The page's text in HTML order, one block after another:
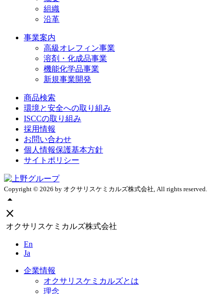
組織
沿革
事業案内
高級オレフィン事業
溶剤・化成品事業
機能化学品事業
新規事業開発
商品検索
環境と安全への取り組み
ISCCの取り組み
採用情報
お問い合わせ
個人情報保護基本方針
サイトポリシー
Copyright © 2026 by オクサリスケミカルズ株式会社, All rights reserved.
arrow_drop_up
close
オクサリスケミカルズ株式会社
En
Ja
企業情報
オクサリスケミカルズとは
理念